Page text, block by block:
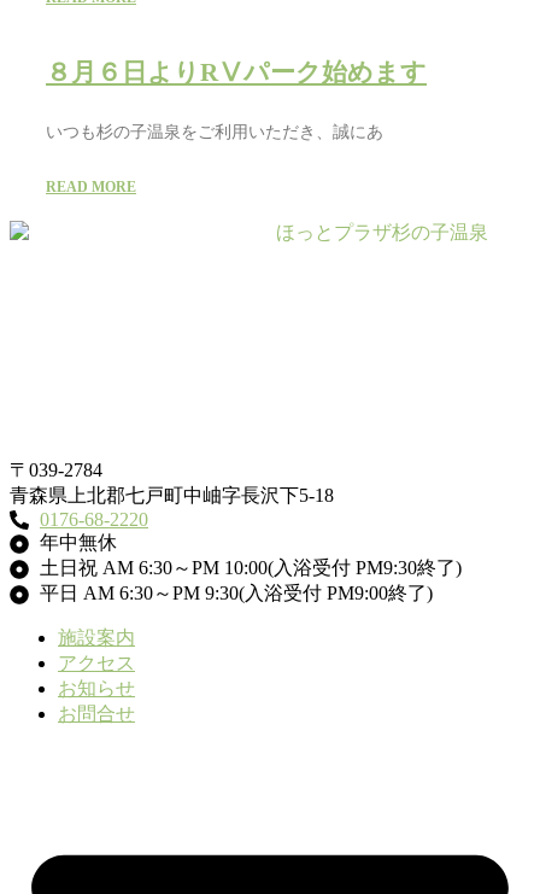
８月６日よりRⅤパーク始めます
いつも杉の子温泉をご利用いただき、誠にあ
READ MORE
〒039-2784
青森県上北郡七戸町中岫字長沢下5-18
0176-68-2220
年中無休
土日祝 AM 6:30～PM 10:00(入浴受付 PM9:30終了)
平日 AM 6:30～PM 9:30(入浴受付 PM9:00終了)
施設案内
アクセス
お知らせ
お問合せ